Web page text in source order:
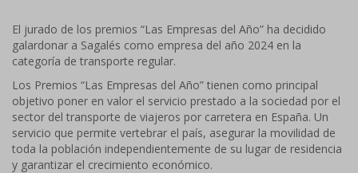
El jurado de los premios “Las Empresas del Año” ha decidido
galardonar a Sagalés como empresa del año 2024 en la
categoría de transporte regular.
Los Premios “Las Empresas del Año” tienen como principal
objetivo poner en valor el servicio prestado a la sociedad por el
sector del transporte de viajeros por carretera en España. Un
servicio que permite vertebrar el país, asegurar la movilidad de
toda la población independientemente de su lugar de residencia
y garantizar el crecimiento económico.